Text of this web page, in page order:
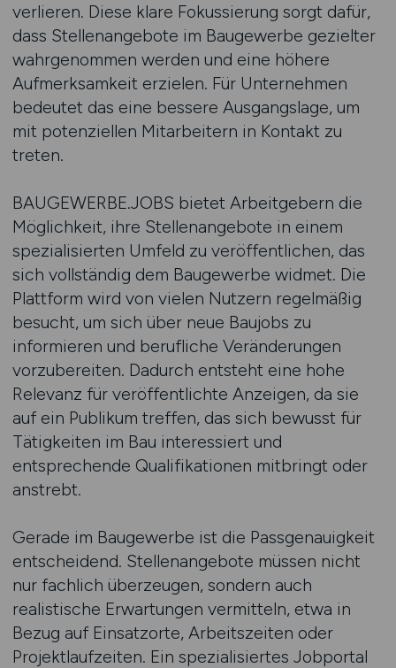
verlieren. Diese klare Fokussierung sorgt dafür,
dass Stellenangebote im Baugewerbe gezielter
wahrgenommen werden und eine höhere
Aufmerksamkeit erzielen. Für Unternehmen
bedeutet das eine bessere Ausgangslage, um
mit potenziellen Mitarbeitern in Kontakt zu
treten.
BAUGEWERBE.JOBS bietet Arbeitgebern die
Möglichkeit, ihre Stellenangebote in einem
spezialisierten Umfeld zu veröffentlichen, das
sich vollständig dem Baugewerbe widmet. Die
Plattform wird von vielen Nutzern regelmäßig
besucht, um sich über neue Baujobs zu
informieren und berufliche Veränderungen
vorzubereiten. Dadurch entsteht eine hohe
Relevanz für veröffentlichte Anzeigen, da sie
auf ein Publikum treffen, das sich bewusst für
Tätigkeiten im Bau interessiert und
entsprechende Qualifikationen mitbringt oder
anstrebt.
Gerade im Baugewerbe ist die Passgenauigkeit
entscheidend. Stellenangebote müssen nicht
nur fachlich überzeugen, sondern auch
realistische Erwartungen vermitteln, etwa in
Bezug auf Einsatzorte, Arbeitszeiten oder
Projektlaufzeiten. Ein spezialisiertes Jobportal